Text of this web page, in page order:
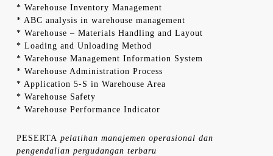
* Warehouse Inventory Management
* ABC analysis in warehouse management
* Warehouse – Materials Handling and Layout
* Loading and Unloading Method
* Warehouse Management Information System
* Warehouse Administration Process
* Application 5-S in Warehouse Area
* Warehouse Safety
* Warehouse Performance Indicator
PESERTA pelatihan manajemen operasional dan
pengendalian pergudangan terbaru